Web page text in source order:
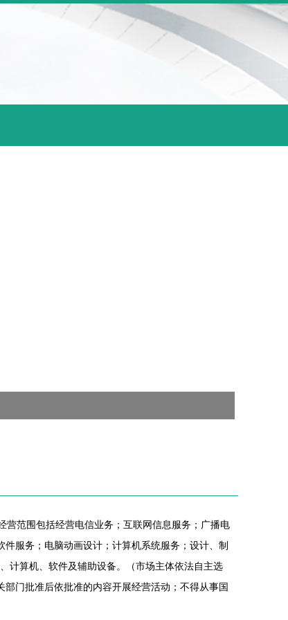
范围包括经营电信业务；互联网信息服务；广播电
服务；电脑动画设计；计算机系统服务；设计、制
计算机、软件及辅助设备。（市场主体依法自主选
门批准后依批准的内容开展经营活动；不得从事国